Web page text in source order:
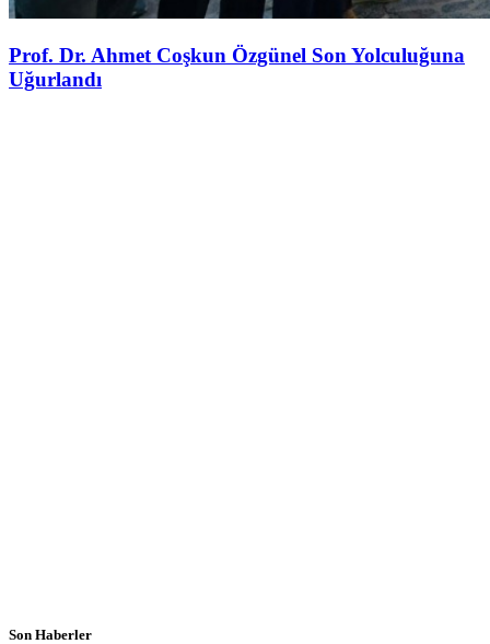
Prof. Dr. Ahmet Coşkun Özgünel Son Yolculuğuna
Uğurlandı
Son Haberler